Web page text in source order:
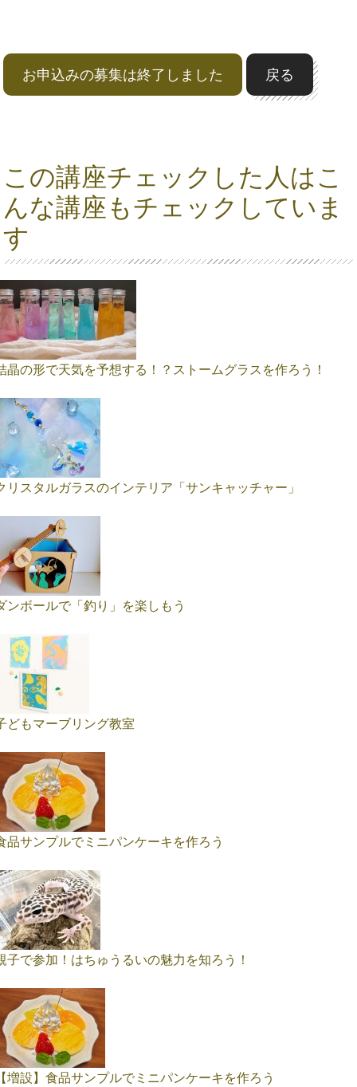
お申込みの募集は終了しました 戻る
この講座チェックした人はこ
んな講座もチェックしていま
す
晶の形で天気を予想する！？ストームグラスを作ろう！
リスタルガラスのインテリア「サンキャッチャー」
ンボールで「釣り」を楽しもう
どもマーブリング教室
品サンプルでミニパンケーキを作ろう
子で参加！はちゅうるいの魅力を知ろう！
増設】食品サンプルでミニパンケーキを作ろう